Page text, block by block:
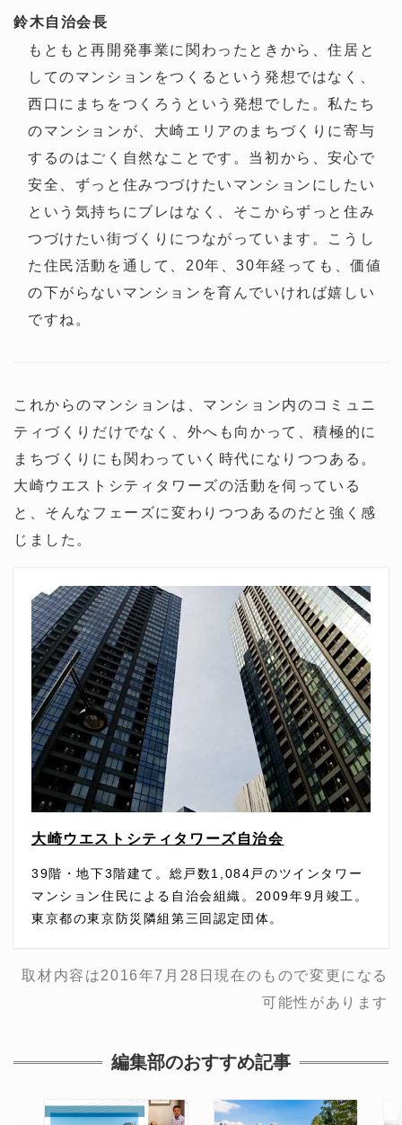
鈴木自治会長
もともと再開発事業に関わったときから、住居と
してのマンションをつくるという発想ではなく、
西口にまちをつくろうという発想でした。私たち
のマンションが、大崎エリアのまちづくりに寄与
するのはごく自然なことです。当初から、安心で
安全、ずっと住みつづけたいマンションにしたい
という気持ちにブレはなく、そこからずっと住み
つづけたい街づくりにつながっています。こうし
た住民活動を通して、20年、30年経っても、価値
の下がらないマンションを育んでいければ嬉しい
ですね。
これからのマンションは、マンション内のコミュニ
ティづくりだけでなく、外へも向かって、積極的に
まちづくりにも関わっていく時代になりつつある。
大崎ウエストシティタワーズの活動を伺っている
と、そんなフェーズに変わりつつあるのだと強く感
じました。
大崎ウエストシティタワーズ自治会
39階・地下3階建て。総戸数1,084戸のツインタワー
マンション住民による自治会組織。2009年9月竣工。
東京都の東京防災隣組第三回認定団体。
取材内容は2016年7月28日現在のもので変更になる
可能性があります
編集部のおすすめ記事